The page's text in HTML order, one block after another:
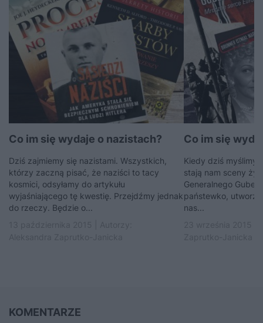
Co im się wydaje o nazistach?
Dziś zajmiemy się nazistami. Wszystkich,
którzy zaczną pisać, że naziści to tacy
kosmici, odsyłamy do artykułu
wyjaśniającego tę kwestię. Przejdźmy jednak
do rzeczy. Będzie o...
Co im się
Kiedy dziś myślimy
stają nam sceny
Generalnego
państewko,
nas...
KOMENTARZE